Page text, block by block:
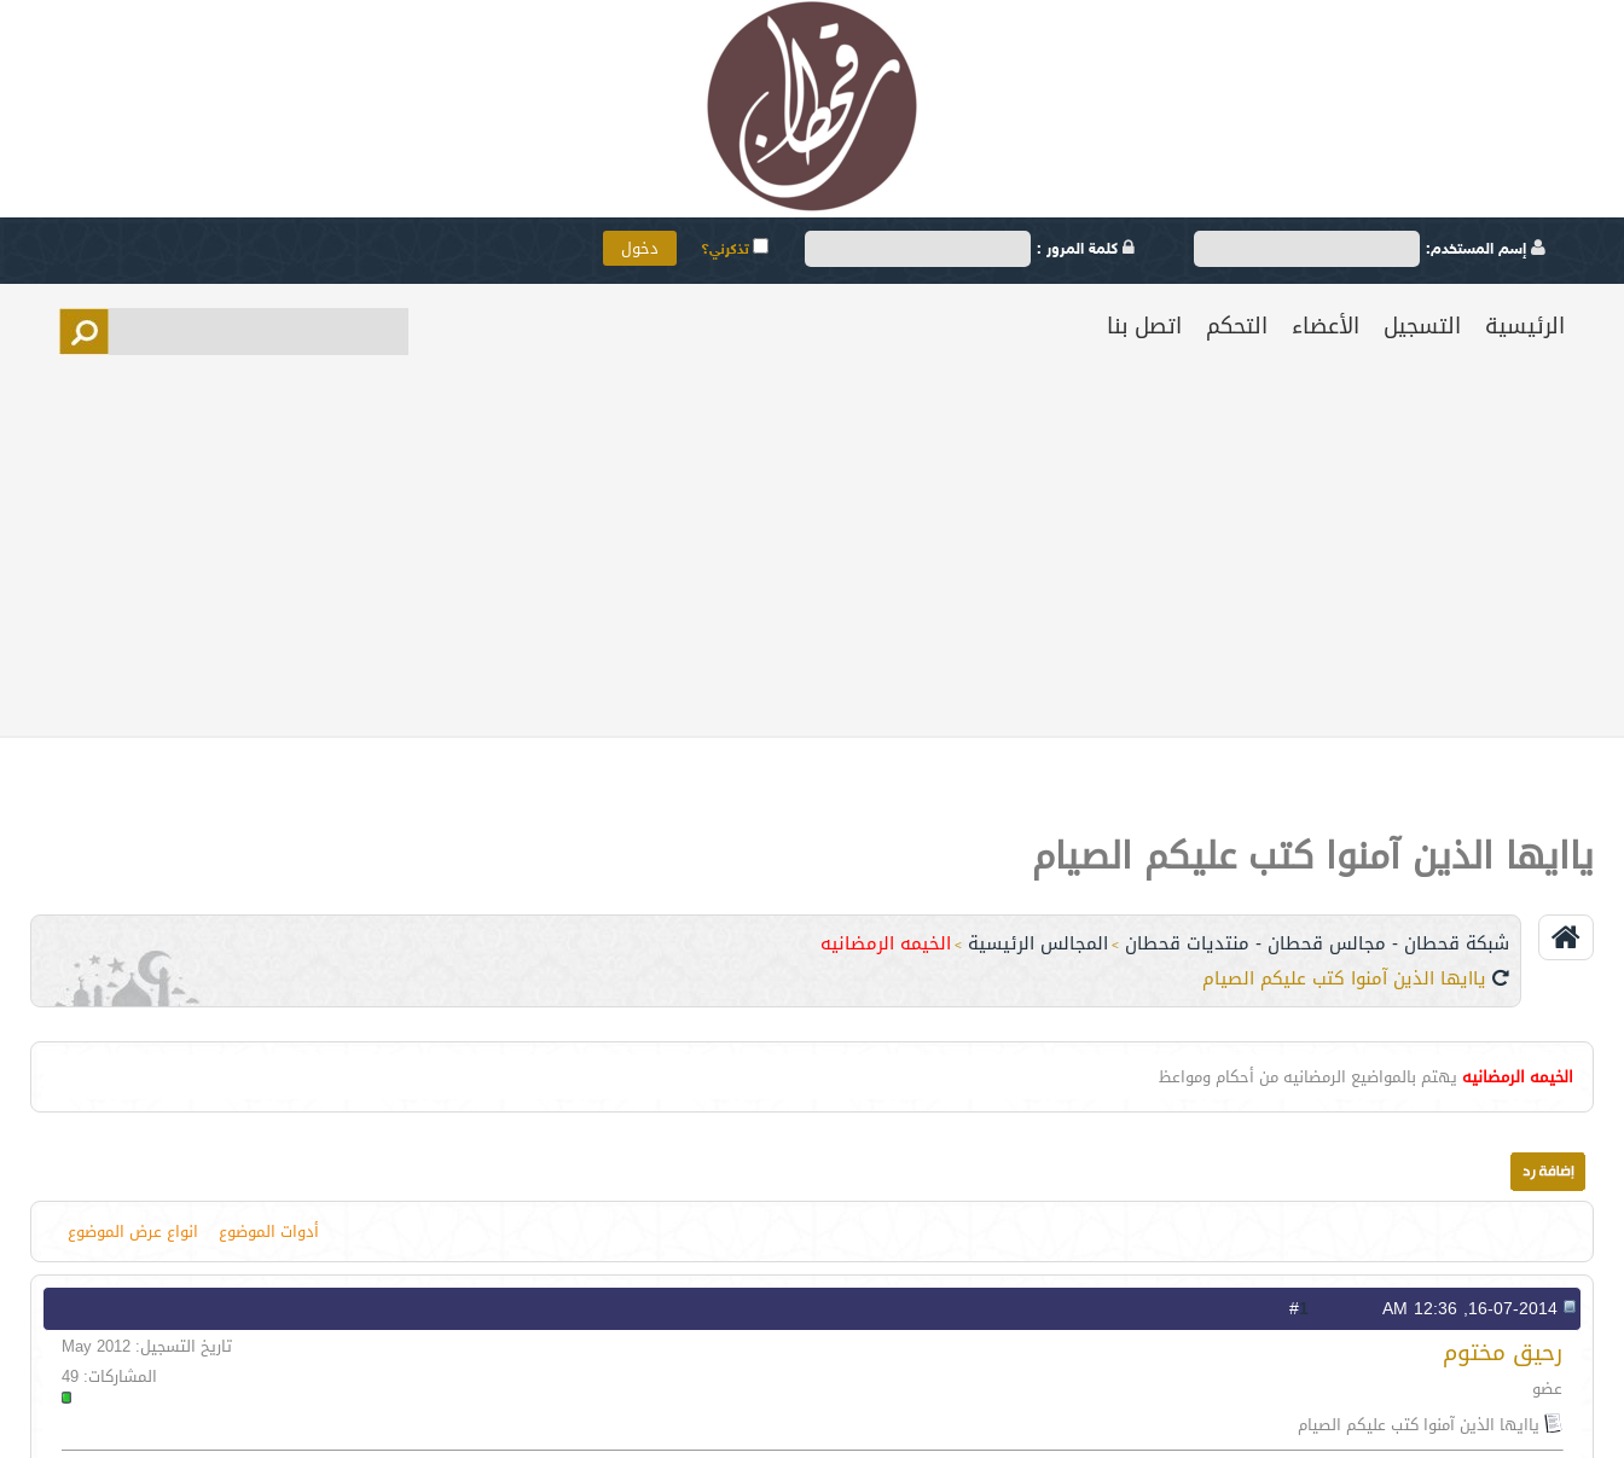
إسم المستخدم: كلمة المرور : تذكرني؟
الرئيسية التسجيل الأعضاء التحكم اتصل بنا
ياايها الذين آمنوا كتب عليكم الصيام
شبكة قحطان - مجالس قحطان - منتديات قحطان > المجالس الرئيسية > الخيمه الرمضانيه
ياايها الذين آمنوا كتب عليكم الصيام
الخيمه الرمضانيه يهتم بالمواضيع الرمضانيه من أحكام ومواعظ
أدوات الموضوع انواع عرض الموضوع
1
رحيق مختوم
عضو
تاريخ التسجيل: May 2012
المشاركات: 49
ياايها الذين آمنوا كتب عليكم الصيام